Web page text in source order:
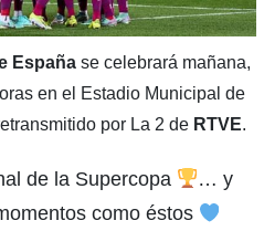
Españase celebrará mañana,
en el Estadio Municipal de
por La 2 de RTVE.
de la Supercopa
… y
como éstos